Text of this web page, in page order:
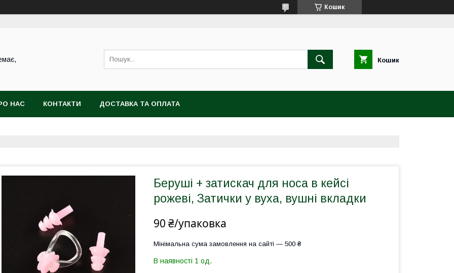
Кошик
Кошик
НАС КОНТАКТИ ДОСТАВКА ТА ОПЛАТА
Беруші + затискач для носа в кейсі
рожеві, Затички у вуха, вушні вкладки
90 ₴/упаковка
Мінімальна сума замовлення на сайті — 500 ₴
В наявності 1 од.